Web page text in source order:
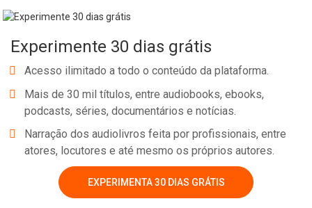
Experimente 30 dias grátis
Acesso ilimitado a todo o conteúdo da plataforma.
Mais de 30 mil títulos, entre audiobooks, ebooks,
podcasts, séries, documentários e notícias.
Narração dos audiolivros feita por profissionais, entre
atores, locutores e até mesmo os próprios autores.
EXPERIMENTA 30 DIAS GRÁTIS